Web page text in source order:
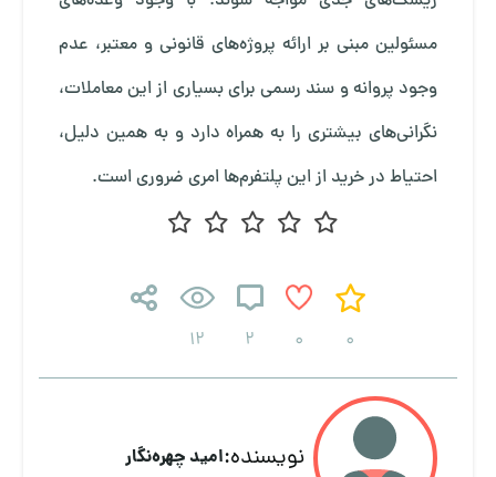
مسئولین مبنی بر ارائه پروژه‌های قانونی و معتبر، عدم
وجود پروانه و سند رسمی برای بسیاری از این معاملات،
نگرانی‌های بیشتری را به همراه دارد و به همین دلیل،
احتیاط در خرید از این پلتفرم‌ها امری ضروری است.
0
0
2
12
نویسنده:امید چهره‌نگار